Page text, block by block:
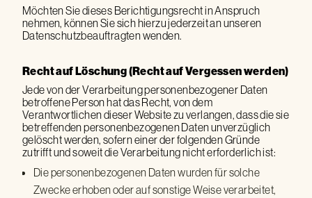
Möchten Sie dieses Berichtigungsrecht in Anspruch
nehmen, können Sie sich hierzu jederzeit an unseren
Datenschutzbeauftragten wenden.
Recht auf Löschung (Recht auf Vergessen werden)
Jede von der Verarbeitung personenbezogener Daten
betroffene Person hat das Recht, von dem
Verantwortlichen dieser Website zu verlangen, dass die sie
betreffenden personenbezogenen Daten unverzüglich
gelöscht werden, sofern einer der folgenden Gründe
zutrifft und soweit die Verarbeitung nicht erforderlich ist:
Die personenbezogenen Daten wurden für solche
Zwecke erhoben oder auf sonstige Weise verarbeitet,